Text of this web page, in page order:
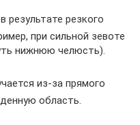
результате резкого
при сильной зевоте
нижнюю челюсть).
из-за прямого
область.